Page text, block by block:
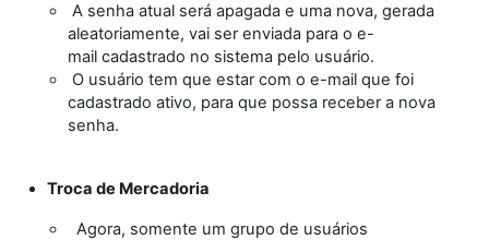
A senha atual será apagada e uma nova, gerada
aleatoriamente, vai ser enviada para o e-
mail cadastrado no sistema pelo usuário.
O usuário tem que estar com o e-mail que foi
cadastrado ativo, para que possa receber a nova
senha.
Troca de Mercadoria
Agora, somente um grupo de usuários